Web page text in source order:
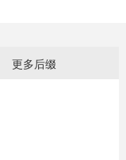
更多后缀